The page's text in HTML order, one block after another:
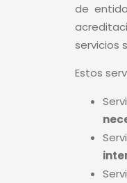
de
servicios
Estos